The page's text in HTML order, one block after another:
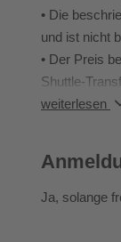
• Die
und ist nicht
• Der Preis
Shuttle-
• Eventuelle
jeweiligen
weiterlesen
Ja, solange